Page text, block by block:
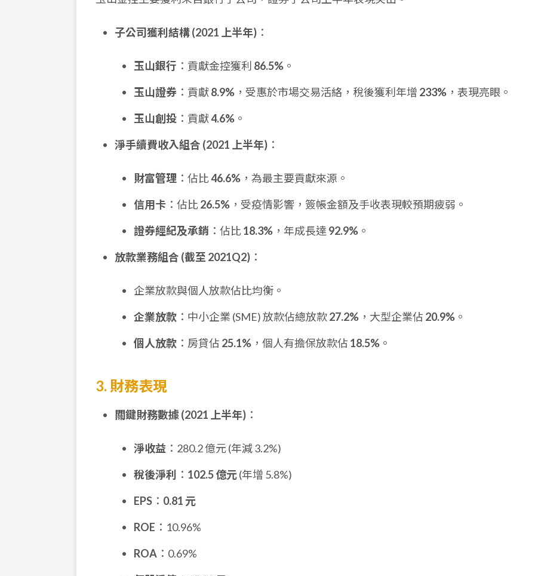
子公司獲利結構 (2021 上半年) ：
玉山銀行 ：貢獻金控獲利 86.5% 。
玉山證券 ：貢獻8.9% ，受惠於市場交易活絡，稅後獲利年增 233% ，表現亮眼。
玉山創投 ：貢獻4.6% 。
淨手續費收入組合 (2021 上半年) ：
財富管理 ：佔比46.6% ，為最主要貢獻來源。
信用卡 ：佔比26.5% ，受疫情影響，簽帳金額及手收表現較預期疲弱。
證券經紀及承銷 ：佔比18.3% ，年成長達 92.9% 。
放款業務組合 (截至 2021Q2) ：
企業放款與個人放款佔比均衡。
企業放款 ：中小企業 (SME) 放款佔總放款27.2% ，大型企業佔 20.9% 。
個人放款 ：房貸佔 25.1% ，個人有擔保放款佔 18.5% 。
3. 財務表現
關鍵財務數據 (2021 上半年) ：
淨收益 ：280.2 億元 (年減 3.2%)
稅後淨利
： 102.5 億元(年增 5.8%)
EPS ： 0.81 元
ROE ：10.96%
ROA ：0.69%